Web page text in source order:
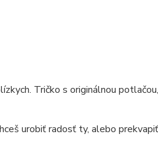
Tričko s originálnou
urobiť radosť ty, alebo